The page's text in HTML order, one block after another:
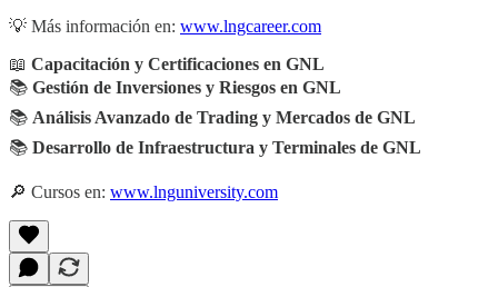
💡 Más información en: www.lngcareer.com
📖 Capacitación y Certificaciones en GNL
📚 Gestión de Inversiones y Riesgos en GNL
📚 Análisis Avanzado de Trading y Mercados de GNL
📚 Desarrollo de Infraestructura y Terminales de GNL
🔎 Cursos en: www.lnguniversity.com